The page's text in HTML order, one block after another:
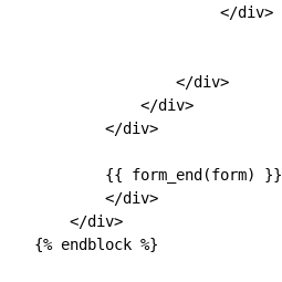
                     </div>
                </div>
            </div>
        </div>
        {{ form_end(form) }}
        </div>
    </div>
{% endblock %}